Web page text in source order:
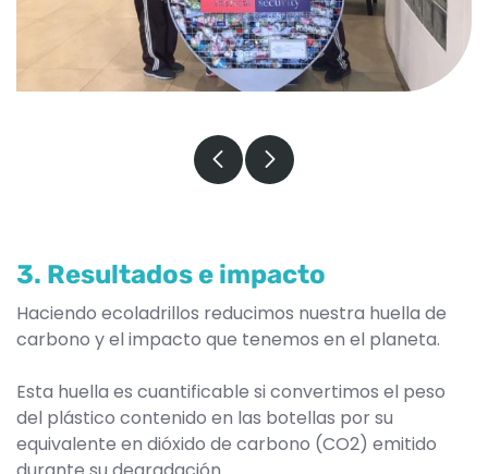
3. Resultados e impacto
Haciendo ecoladrillos reducimos nuestra huella de
carbono y el impacto que tenemos en el planeta.
Esta huella es cuantificable si convertimos el peso
del plástico contenido en las botellas por su
equivalente en dióxido de carbono (CO2) emitido